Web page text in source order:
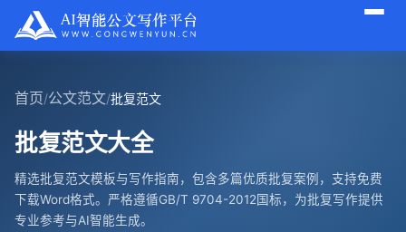
首页/公文范文/批复范文
批复范文大全
精选批复范文模板与写作指南，包含多篇优质批复案例，支持免费
下载Word格式。严格遵循GB/T 9704-2012国标，为批复写作提供
专业参考与AI智能生成。